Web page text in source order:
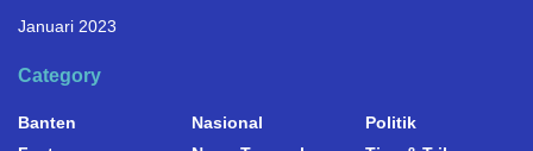
Januari 2023
Category
Banten
Nasional
Politik